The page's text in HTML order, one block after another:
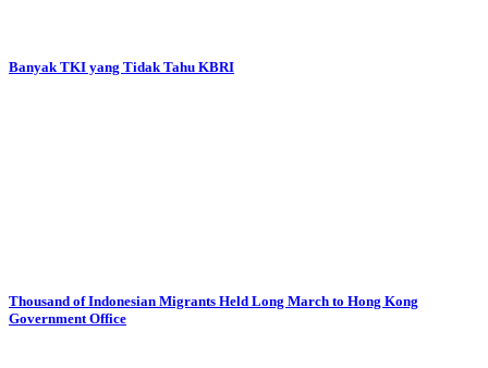
Banyak TKI yang Tidak Tahu KBRI
Thousand of Indonesian Migrants Held Long March to Hong Kong
Government Office